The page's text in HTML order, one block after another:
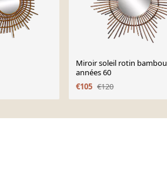
Miroir soleil rotin bambou
années 60
€105 €120